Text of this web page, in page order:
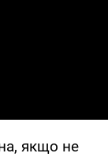
якщо не